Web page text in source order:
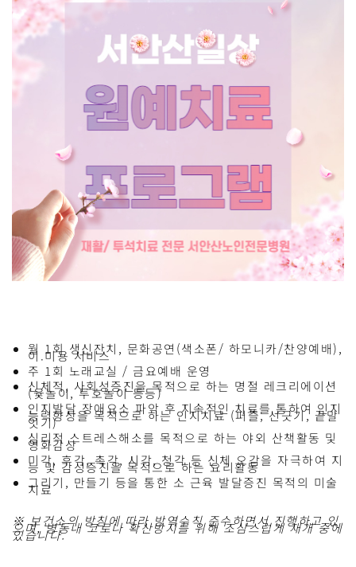
월 1회 생신잔치, 문화공연(색소폰/ 하모니카/찬양예배),
이.미용 서비스
주 1회 노래교실 / 금요예배 운영
신체적, 사회성증진을 목적으로 하는 명절 레크리에이션
(윷놀이, 투호놀이 등등)
인지발달 장애요소 파악 후 지속적인 치료를 통하여 인지
능력향상을 목적으로 하는 인지치료 (퍼즐, 선긋기, 끝말
잇기)
심리적 스트레스해소를 목적으로 하는 야외 산책활동 및
영화감상
미각, 후각, 촉각, 시각, 청각 등 신체 오감을 자극하여 지
능 및 감성증진을 목적으로 하는 요리활동
그리기, 만들기 등을 통한 소 근육 발달증진 목적의 미술
치료
※ 보건소의 방침에 따라 방역수칙 준수하면서 진행하고 있
으며, 병동내 코로나 확산방지를 위해 조심스럽게 재개 중에
있습니다.